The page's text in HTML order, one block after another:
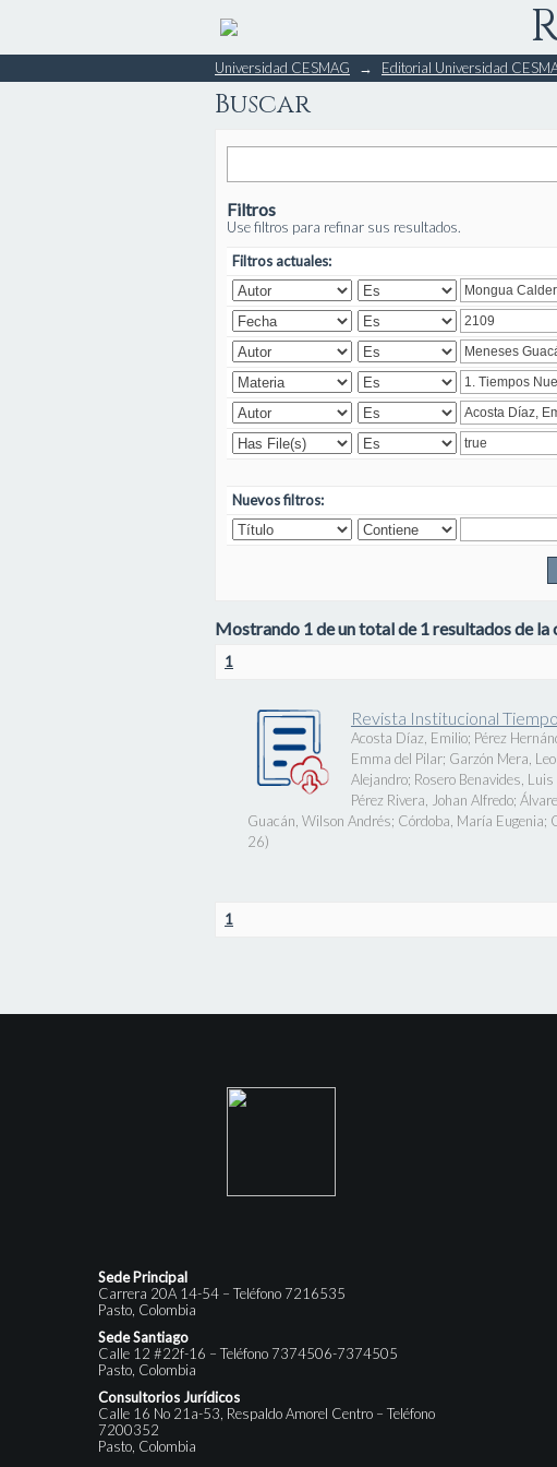
Buscar
Universidad CESMAG → Editorial Universidad
Buscar
Filtros
Use filtros para refinar sus resultados.
Filtros actuales:
Nuevos filtros:
Mostrando 1 de un total de 1 resultados de la
1
Revista Institucional
Acosta Díaz, Emilio; Pérez
Emma del Pilar; Garzón Mera,
Alejandro; Rosero Benavides,
Pérez Rivera, Johan Alfredo;
Guacán, Wilson Andrés; Córdoba, María Eugenia;
26)
1
Sede Principal
Carrera 20A 14-54 – Teléfono 7216535
Pasto, Colombia
Sede Santiago
Calle 12 #22f-16 – Teléfono 7374506-7374505
Pasto, Colombia
Consultorios Jurídicos
Calle 16 No 21a-53, Respaldo Amorel Centro – Teléfono
7200352
Pasto, Colombia